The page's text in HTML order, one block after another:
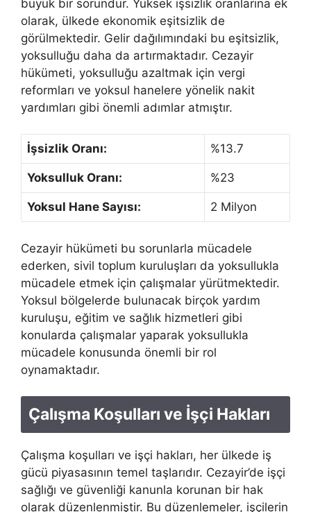
büyük bir sorundur. Yüksek işsizlik oranlarına ek
olarak, ülkede ekonomik eşitsizlik de
görülmektedir. Gelir dağılımındaki bu eşitsizlik,
yoksulluğu daha da artırmaktadır. Cezayir
hükümeti, yoksulluğu azaltmak için vergi
reformları ve yoksul hanelere yönelik nakit
yardımları gibi önemli adımlar atmıştır.
İşsizlik Oranı: %13.7
Yoksulluk Oranı: %23
Yoksul Hane Sayısı: 2 Milyon
Cezayir hükümeti bu sorunlarla mücadele
ederken, sivil toplum kuruluşları da yoksullukla
mücadele etmek için çalışmalar yürütmektedir.
Yoksul bölgelerde bulunacak birçok yardım
kuruluşu, eğitim ve sağlık hizmetleri gibi
konularda çalışmalar yaparak yoksullukla
mücadele konusunda önemli bir rol
oynamaktadır.
Çalışma Koşulları ve İşçi Hakları
Çalışma koşulları ve işçi hakları, her ülkede iş
gücü piyasasının temel taşlarıdır. Cezayir’de işçi
sağlığı ve güvenliği kanunla korunan bir hak
olarak düzenlenmiştir. Bu düzenlemeler, işçilerin